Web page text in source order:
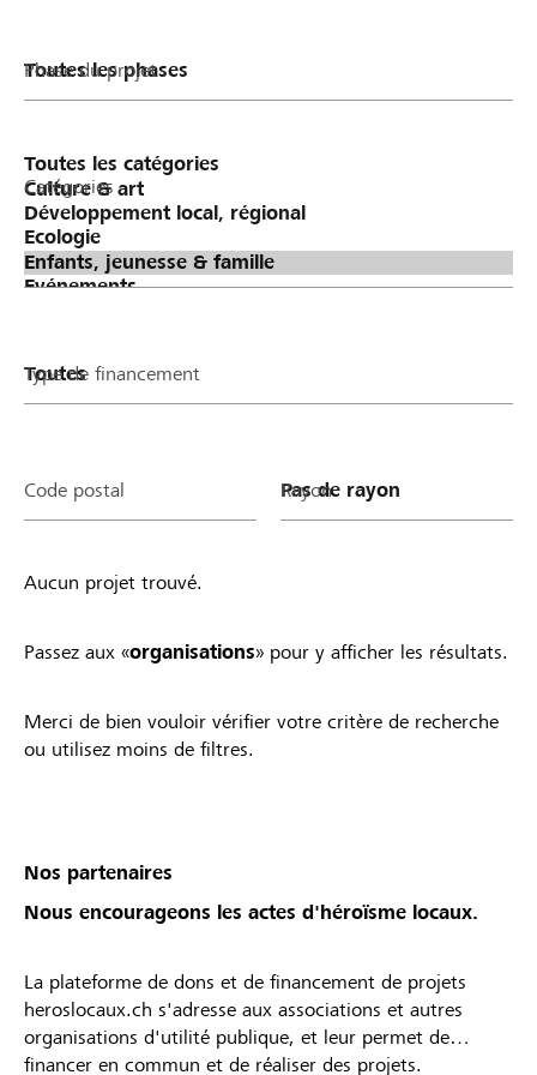
Phase du projet
Catégories
Type de financement
Code postal Rayon
Aucun projet trouvé.
Passez aux «organisations» pour y afficher les résultats.
Merci de bien vouloir vérifier votre critère de recherche
ou utilisez moins de filtres.
Nos partenaires
Nous encourageons les actes d'héroïsme locaux.
La plateforme de dons et de financement de projets
heroslocaux.ch s'adresse aux associations et autres
organisations d'utilité publique, et leur permet de
financer en commun et de réaliser des projets.